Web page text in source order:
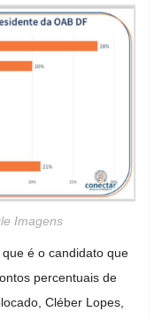
Imagens
é o candidato que
percentuais de
Cléber Lopes,